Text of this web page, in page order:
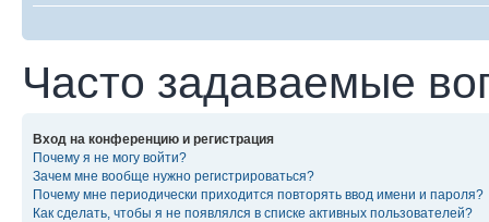
Часто задаваемые
Вход на конференцию и регистрация
Почему я не могу войти?
Зачем мне вообще нужно регистрироваться?
Почему мне периодически приходится повторять ввод имени и пароля?
Как сделать, чтобы я не появлялся в списке активных пользователей?